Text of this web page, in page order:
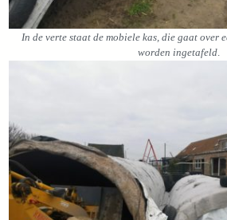
In de verte staat de mobiele kas, die gaat over
worden ingetafeld.